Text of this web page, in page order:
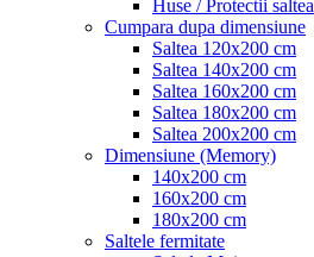
Huse / Protectii saltea
Cumpara dupa dimensiune
Saltea 120x200 cm
Saltea 140x200 cm
Saltea 160x200 cm
Saltea 180x200 cm
Saltea 200x200 cm
Dimensiune (Memory)
140x200 cm
160x200 cm
180x200 cm
Saltele fermitate